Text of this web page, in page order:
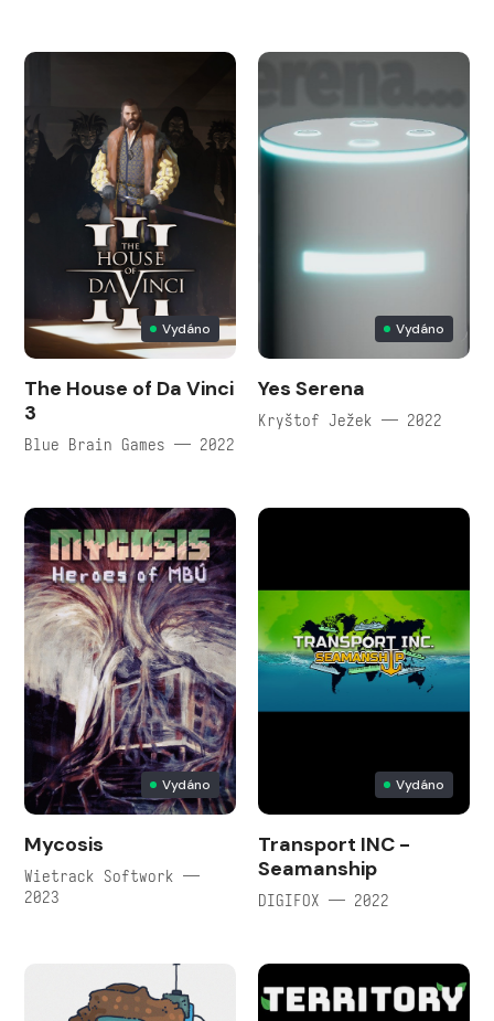
Vydáno
The House of Da Vinci
3
Blue Brain Games — 2022
Vydáno
Yes Serena
Kryštof Ježek — 2022
Vydáno
Mycosis
Wietrack Softwork —
2023
Vydáno
Transport INC -
Seamanship
DIGIFOX — 2022